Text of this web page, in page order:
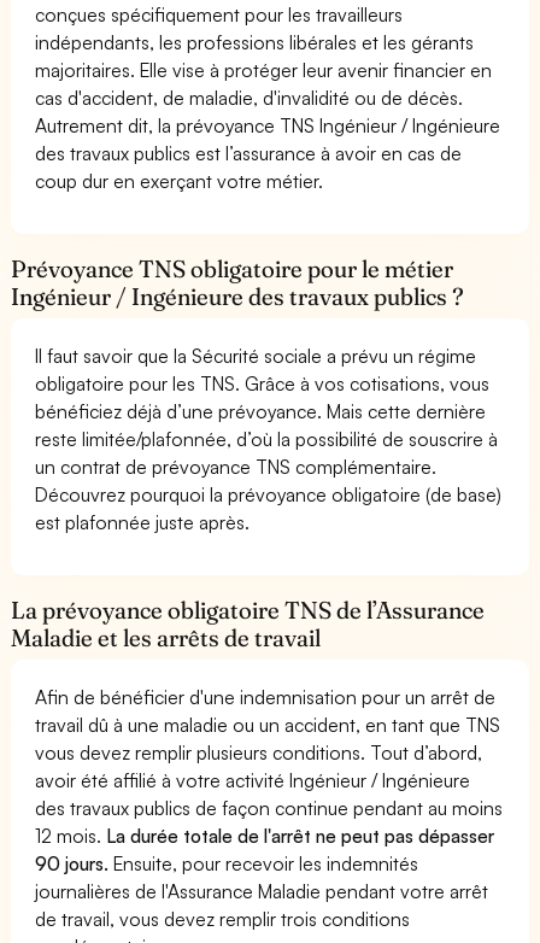
conçues spécifiquement pour les travailleurs
indépendants, les professions libérales et les gérants
majoritaires. Elle vise à protéger leur avenir financier en
cas d'accident, de maladie, d'invalidité ou de décès.
Autrement dit, la prévoyance TNS Ingénieur / Ingénieure
des travaux publics est l’assurance à avoir en cas de
coup dur en exerçant votre métier.
Prévoyance TNS obligatoire pour le métier
Ingénieur / Ingénieure des travaux publics ?
Il faut savoir que la Sécurité sociale a prévu un régime
obligatoire pour les TNS. Grâce à vos cotisations, vous
bénéficiez déjà d’une prévoyance. Mais cette dernière
reste limitée/plafonnée, d’où la possibilité de souscrire à
un contrat de prévoyance TNS complémentaire.
Découvrez pourquoi la prévoyance obligatoire (de base)
est plafonnée juste après.
La prévoyance obligatoire TNS de l’Assurance
Maladie et les arrêts de travail
Afin de bénéficier d'une indemnisation pour un arrêt de
travail dû à une maladie ou un accident, en tant que TNS
vous devez remplir plusieurs conditions. Tout d’abord,
avoir été affilié à votre activité Ingénieur / Ingénieure
des travaux publics de façon continue pendant au moins
12 mois. La durée totale de l'arrêt ne peut pas dépasser
90 jours. Ensuite, pour recevoir les indemnités
journalières de l'Assurance Maladie pendant votre arrêt
de travail, vous devez remplir trois conditions